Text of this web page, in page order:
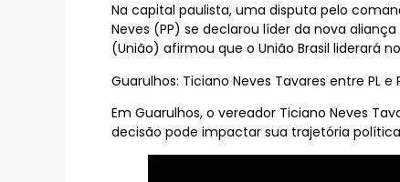
Na capital paulista, uma disputa pelo
Neves (PP) se declarou líder da nova
(União) afirmou que o União Brasil liderará
Guarulhos: Ticiano Neves Tavares entre PL e
Em Guarulhos, o vereador Ticiano Neves
decisão pode impactar sua trajetória